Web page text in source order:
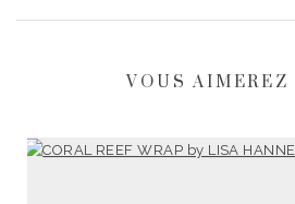
VOUS AIMEREZ